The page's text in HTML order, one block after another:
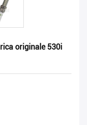
originale 530i